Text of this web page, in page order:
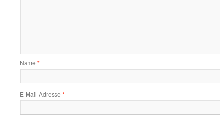
Name *
E-Mail-Adresse *